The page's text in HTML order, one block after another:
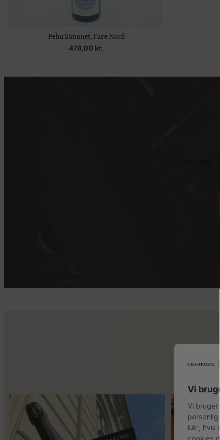
Pehu Simonet, Face Nord
478,00 kr.
Kun 8 billetter tilbage til vores fredagssmagning Mød Gaspard
Vi
Vi bruger
luk', hvis
cookies